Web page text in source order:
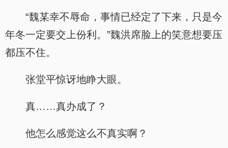
“魏某幸不辱命，事情已经定了下来，只是今
年冬一定要交上份利。”魏洪席脸上的笑意想要压
都压不住。
张堂平惊讶地睁大眼。
真……真办成了？
他怎么感觉这么不真实啊？